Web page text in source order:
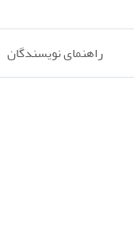
راهنمای نویسندگان